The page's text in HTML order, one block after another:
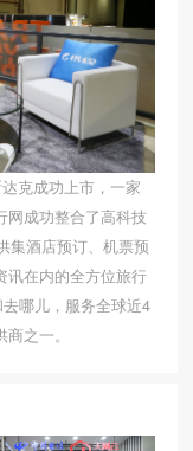
克成功上市，一家
网成功整合了高科技
集酒店预订、机票预
讯在内的全方位旅行
哪儿，服务全球近4
之一。